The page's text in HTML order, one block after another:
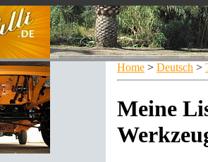
Home > Deutsch >
Meine